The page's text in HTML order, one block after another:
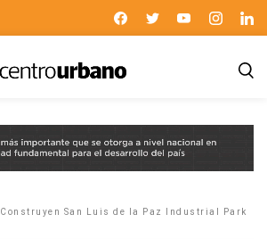
Construyen San Luis de la Paz Industrial Park